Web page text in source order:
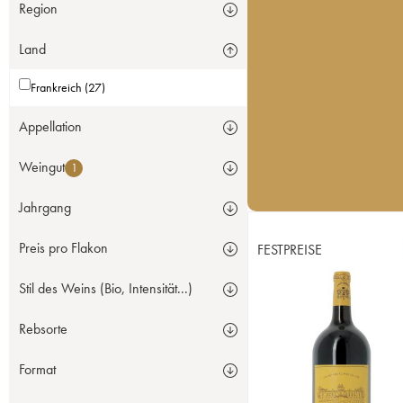
Region
Land
Frankreich (27)
Appellation
Weingut 1
Jahrgang
Preis pro Flakon
Stil des Weins (Bio, Intensität...)
Rebsorte
Format
FESTPREISE